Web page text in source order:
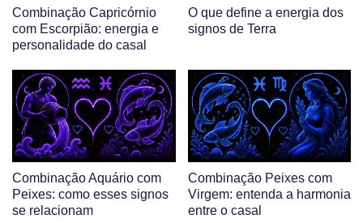
Combinação Capricórnio
com Escorpião: energia e
personalidade do casal
O que define a energia dos
signos de Terra
Combinação Aquário com
Peixes: como esses signos
se relacionam
Combinação Peixes com
Virgem: entenda a harmonia
entre o casal